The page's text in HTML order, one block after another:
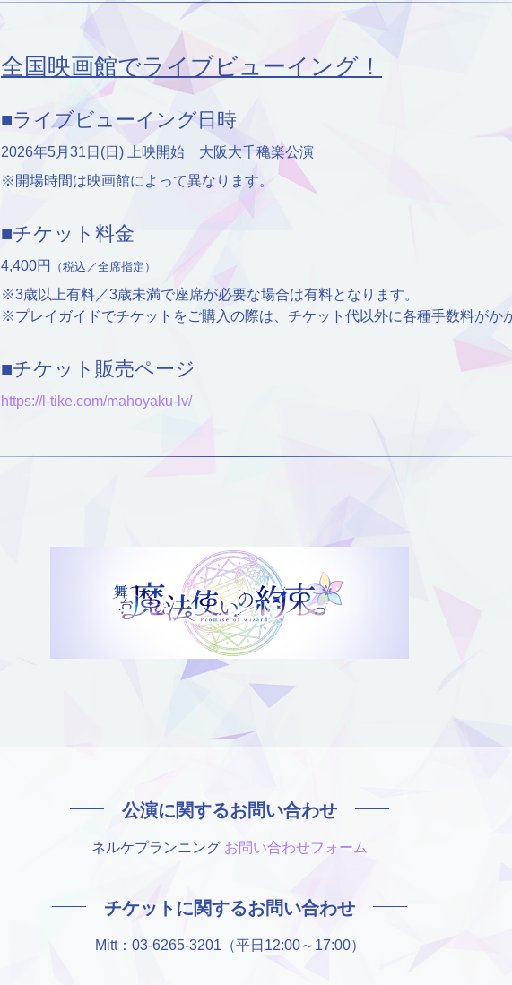
全国映画館でライブビューイング！
■ライブビューイング日時
2026年5月31日(日) 上映開始 大阪大千穐楽公演
※開場時間は映画館によって異なります。
■チケット料金
4,400円 （税込／全席指定）
※3歳以上有料／3歳未満で座席が必要な場合は有料となります。
※プレイガイドでチケットをご購入の際は、チケット代以外に各種手数料がか
■チケット販売ページ
https://l-tike.com/mahoyaku-lv/
公演に関するお問い合わせ
ネルケプランニング お問い合わせフォーム
チケットに関するお問い合わせ
Mitt： 03-6265-3201 （平日12:00～17:00）